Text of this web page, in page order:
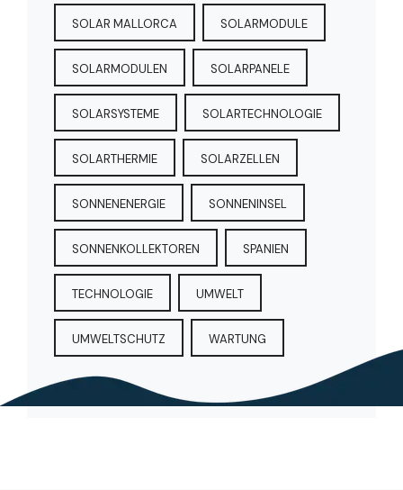
SOLAR MALLORCA SOLARMODULE
SOLARMODULEN SOLARPANELE
SOLARSYSTEME SOLARTECHNOLOGIE
SOLARTHERMIE SOLARZELLEN
SONNENENERGIE SONNENINSEL
SONNENKOLLEKTOREN SPANIEN
TECHNOLOGIE UMWELT
UMWELTSCHUTZ WARTUNG